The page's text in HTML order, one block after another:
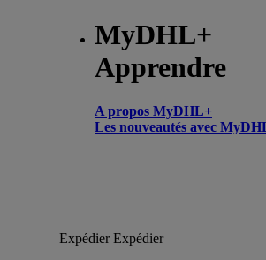
MyDHL+
Apprendre
A propos MyDHL+
Les nouveautés avec
ExpédierExpédier